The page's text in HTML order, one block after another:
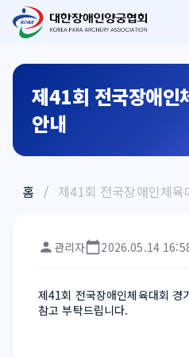
제41회 전국장애인
안내
홈 / 제41회 전국장애인체육
관리자 2026.05.14
제41회 전국장애인체육대회 경
참고 부탁드립니다.